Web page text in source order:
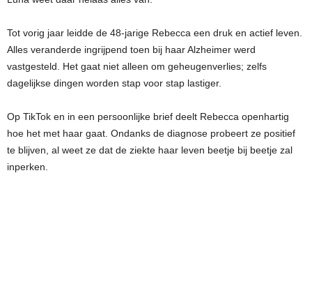
Tot vorig jaar leidde de 48-jarige Rebecca een druk en actief leven.
Alles veranderde ingrijpend toen bij haar Alzheimer werd
vastgesteld. Het gaat niet alleen om geheugenverlies; zelfs
dagelijkse dingen worden stap voor stap lastiger.
Op TikTok en in een persoonlijke brief deelt Rebecca openhartig
hoe het met haar gaat. Ondanks de diagnose probeert ze positief
te blijven, al weet ze dat de ziekte haar leven beetje bij beetje zal
inperken.